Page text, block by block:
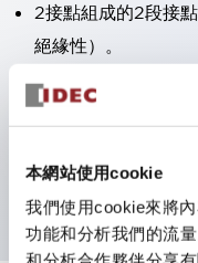
本網站使用cookie
我們使用cookie來將
功能和分析我們的流
2接點組成的2段接
絕緣性）。
面板深度39.9mm
接點塊）。可實現省
防護結構